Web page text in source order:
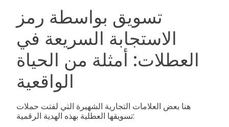
تسويق بواسطة رمز
الاستجابة السريعة في
العطلات: أمثلة من الحياة
الواقعية
هنا بعض العلامات التجارية الشهيرة التي لفتت حملات
تسويقها العطلية بهذه الهدية الرقمية: